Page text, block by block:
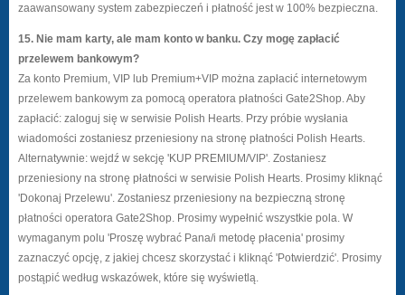
zaawansowany system zabezpieczeń i płatność jest w 100% bezpieczna.
15. Nie mam karty, ale mam konto w banku. Czy mogę zapłacić
przelewem bankowym?
Za konto Premium, VIP lub Premium+VIP można zapłacić internetowym
przelewem bankowym za pomocą operatora płatności Gate2Shop. Aby
zapłacić: zaloguj się w serwisie Polish Hearts. Przy próbie wysłania
wiadomości zostaniesz przeniesiony na stronę płatności Polish Hearts.
Alternatywnie: wejdź w sekcję 'KUP PREMIUM/VIP'. Zostaniesz
przeniesiony na stronę płatności w serwisie Polish Hearts. Prosimy kliknąć
'Dokonaj Przelewu'. Zostaniesz przeniesiony na bezpieczną stronę
płatności operatora Gate2Shop. Prosimy wypełnić wszystkie pola. W
wymaganym polu 'Proszę wybrać Pana/i metodę płacenia' prosimy
zaznaczyć opcję, z jakiej chcesz skorzystać i kliknąć 'Potwierdzić'. Prosimy
postąpić według wskazówek, które się wyświetlą.